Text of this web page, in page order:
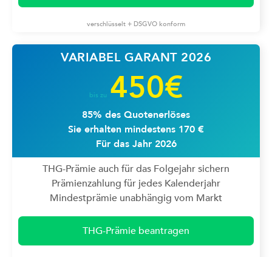
verschlüsselt + DSGVO konform
VARIABEL GARANT 2026
bis zu450€
85% des Quotenerlöses
Sie erhalten mindestens 170 €
Für das Jahr 2026
THG-Prämie auch für das Folgejahr sichern
Prämienzahlung für jedes Kalenderjahr
Mindestprämie unabhängig vom Markt
THG-Prämie beantragen